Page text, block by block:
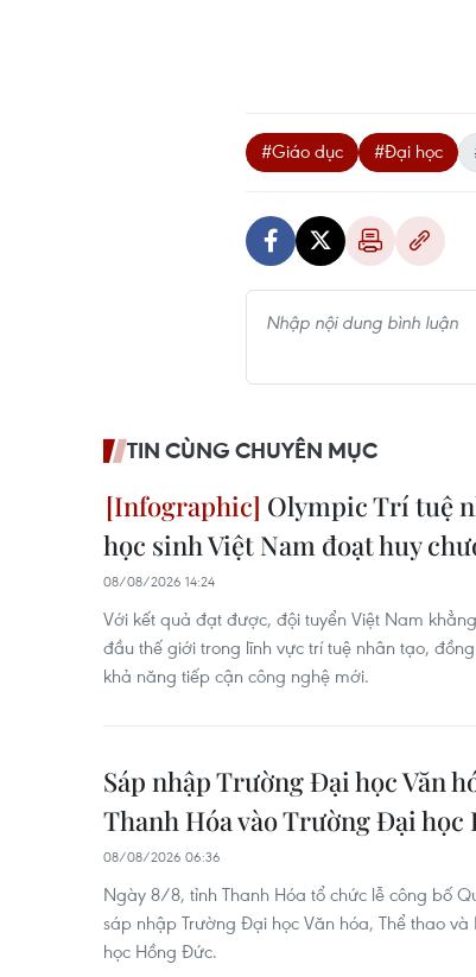
#Giáo dục #Đại học
TIN CÙNG CHUYÊN MỤC
Olympic Trí tuệ
học sinh Việt Nam đoạt huy
08/08/2026 14:24
Với kết quả đạt được, đội tuyển Việt Nam
đầu thế giới trong lĩnh vực trí tuệ nhân tạo,
khả năng tiếp cận công nghệ mới.
Sáp nhập Trường Đại học Văn
Thanh Hóa vào Trường Đại học
08/08/2026 06:36
Ngày 8/8, tỉnh Thanh Hóa tổ chức lễ công bố
sáp nhập Trường Đại học Văn hóa, Thể thao
học Hồng Đức.